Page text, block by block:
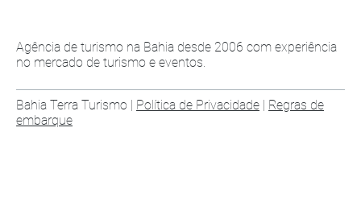
Agência de turismo na Bahia desde 2006 com experiência
no mercado de turismo e eventos.
Bahia Terra Turismo | Política de Privacidade | Regras de
embarque